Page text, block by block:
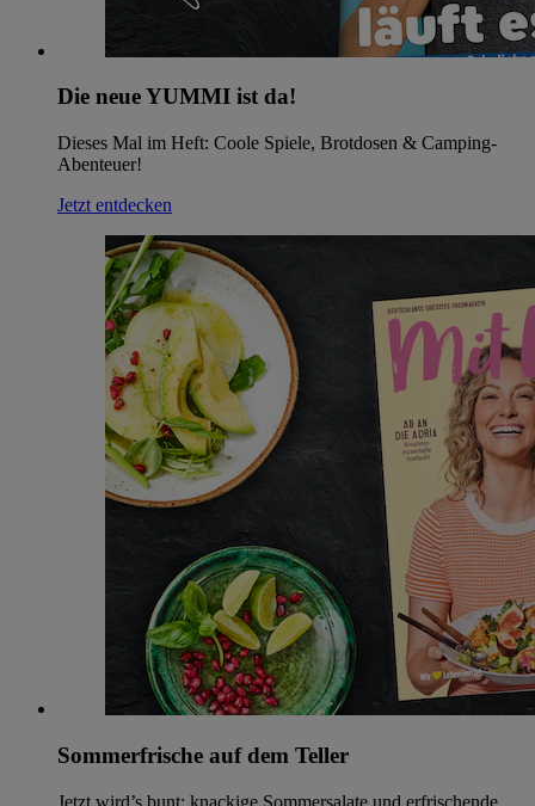
Die neue YUMMI ist da!
Dieses Mal im Heft: Coole Spiele, Brotdosen & Camping-
Abenteuer!
Jetzt entdecken
Sommerfrische auf dem Teller
Jetzt wird’s bunt: knackige Sommersalate und erfrischende